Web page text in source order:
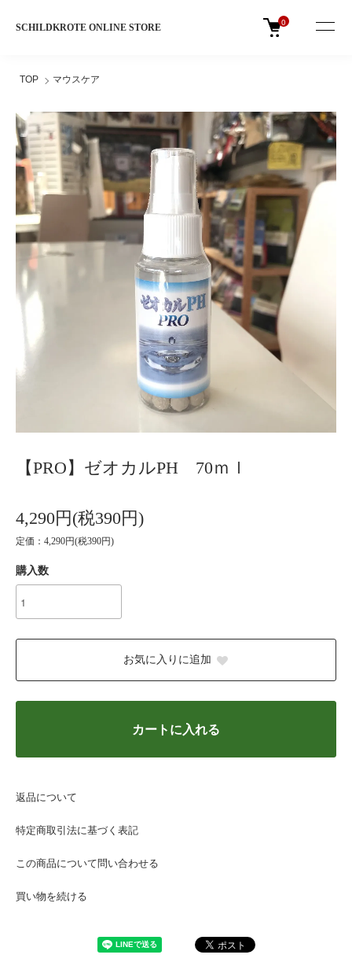
SCHILDKROTE ONLINE STORE 0
TOP マウスケア
【PRO】ゼオカルPH 70ｍｌ
4,290円(税390円)
定価：4,290円(税390円)
購入数
お気に入りに追加
カートに入れる
返品について
特定商取引法に基づく表記
この商品について問い合わせる
買い物を続ける